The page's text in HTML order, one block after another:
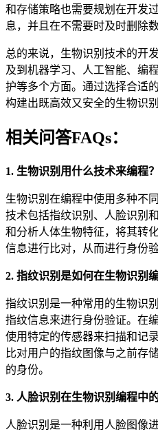
和存储策略也需要规划在开发
息，并且在不需要时及时删除数
总的来说，生物识别技术的开
及到机器学习、人工智能、编
护等多个方面。通过选择合适
构建出既高效又安全的生物识别
相关问答FAQs：
1. 生物识别用什么技术来编程？
生物识别在编程中使用多种不
技术包括指纹识别、人脸识别
和分析人体生物特征，将其转
信息进行比对，从而进行身份
2. 指纹识别是如何在生物识别
指纹识别是一种常用的生物识
指纹信息来进行身份验证。在
使用特定的传感器来扫描和记
比对用户的指纹图像与之前存
的身份。
3. 人脸识别在生物识别编程中
人脸识别是一种利用人脸图像